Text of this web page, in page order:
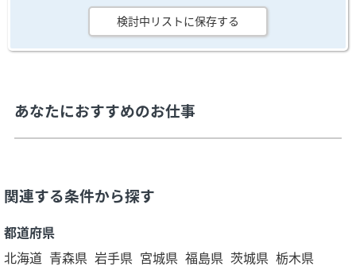
検討中リストに保存する
あなたにおすすめのお仕事
関連する条件から探す
都道府県
北海道 青森県 岩手県 宮城県 福島県 茨城県 栃木県